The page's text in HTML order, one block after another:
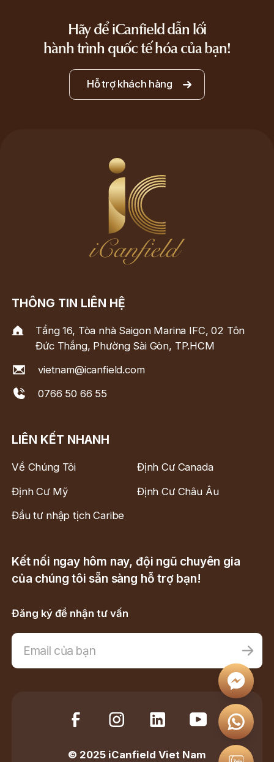
Hãy để iCanfield dẫn lối
hành trình quốc tế hóa của bạn!
Hỗ trợ khách hàng
THÔNG TIN LIÊN HỆ
Tầng 16, Tòa nhà Saigon Marina IFC, 02 Tôn
Đức Thắng, Phường Sài Gòn, TP.HCM
vietnam@icanfield.com
0766 50 66 55
LIÊN KẾT NHANH
Về Chúng Tôi
Định Cư Canada
Định Cư Mỹ
Định Cư Châu Âu
Đầu tư nhập tịch Caribe
Kết nối ngay hôm nay, đội ngũ chuyên gia
của chúng tôi sẵn sàng hỗ trợ bạn!
Đăng ký để nhận tư vấn
© 2025 iCanfield Viet Nam